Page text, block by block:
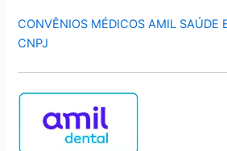
CONVÊNIOS MÉDICOS AMIL SAÚDE
CNPJ